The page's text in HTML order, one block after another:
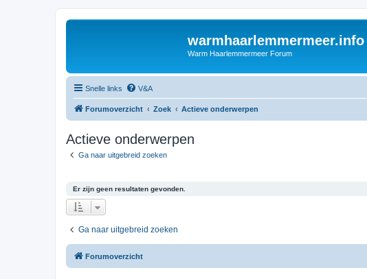
warmhaarlemmermeer.info
Warm Haarlemmermeer Forum
Snelle links V&A
Forumoverzicht Zoek Actieve onderwerpen
Actieve onderwerpen
Ga naar uitgebreid zoeken
Er zijn geen resultaten gevonden.
Ga naar uitgebreid zoeken
Forumoverzicht